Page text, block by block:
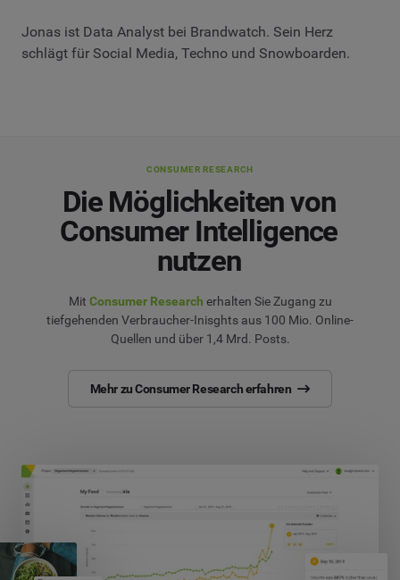
Jonas ist Data Analyst bei Brandwatch. Sein Herz
schlägt für Social Media, Techno und Snowboarden.
CONSUMER RESEARCH
Die Möglichkeiten von
Consumer Intelligence
nutzen
Mit Consumer Research erhalten Sie Zugang zu
tiefgehenden Verbraucher-Inisghts aus 100 Mio. Online-
Quellen und über 1,4 Mrd. Posts.
Mehr zu Consumer Research erfahren